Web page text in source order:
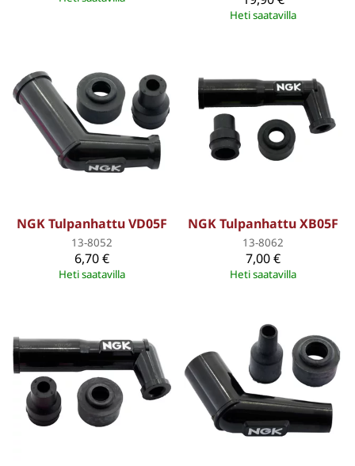
Heti saatavilla
NGK Tulpanhattu VD05F
13-8052
6,70 €
Heti saatavilla
NGK Tulpanhattu XB05F
13-8062
7,00 €
Heti saatavilla